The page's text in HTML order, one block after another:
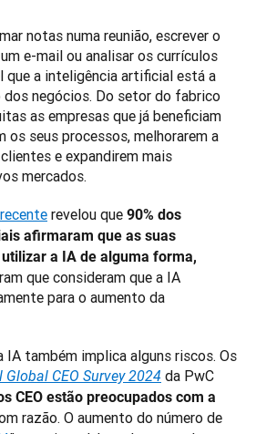
notas numa reunião, escrever o
e-mail ou analisar os currículos
que a inteligência artificial está a
dos negócios. Do setor do fabrico
as empresas que já beneficiam
os seus processos, melhorarem a
e expandirem mais
mercados.
revelou que 90% dos
afirmaram que as suas
a IA de alguma forma,
que consideram que a IA
para o aumento da
IA também implica alguns riscos. Os
Global CEO Survey 2024 da PwC
CEO estão preocupados com a
razão. O aumento do número de